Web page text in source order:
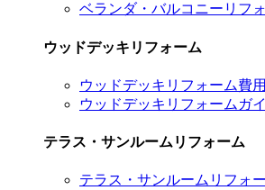
ベランダ・バルコニーリフ
ウッドデッキリフォーム
ウッドデッキリフォーム費
ウッドデッキリフォームガ
テラス・サンルームリフォーム
テラス・サンルームリフォ